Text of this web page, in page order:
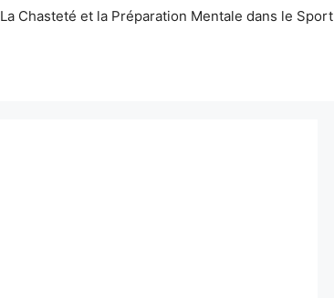
La Chasteté et la Préparation Mentale dans le Sport